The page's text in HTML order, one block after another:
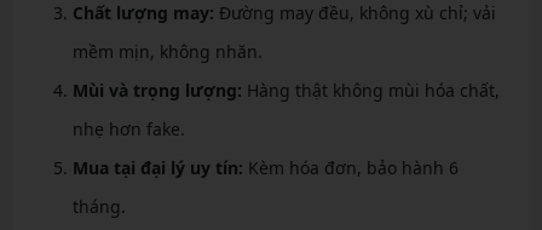
Chất lượng may: Đường may đều, không xù chỉ; vải
mềm mịn, không nhăn.
Mùi và trọng lượng: Hàng thật không mùi hóa chất,
nhẹ hơn fake.
Mua tại đại lý uy tín: Kèm hóa đơn, bảo hành 6
tháng.